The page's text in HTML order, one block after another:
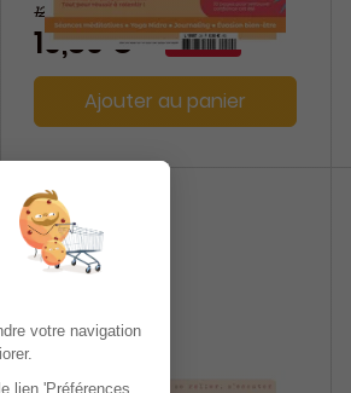
12 €
10,80 € -10%
Ajouter au panier